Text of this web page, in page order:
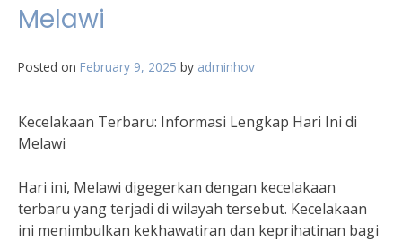
Melawi
Posted on February 9, 2025 by adminhov
Kecelakaan Terbaru: Informasi Lengkap Hari Ini di
Melawi
Hari ini, Melawi digegerkan dengan kecelakaan
terbaru yang terjadi di wilayah tersebut. Kecelakaan
ini menimbulkan kekhawatiran dan keprihatinan bagi